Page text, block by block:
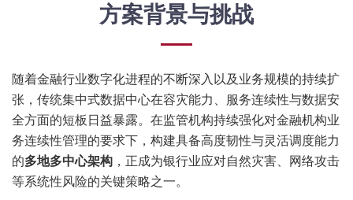
方案背景与挑战
随着金融行业数字化进程的不断深入以及业务规模的持续扩
张，传统集中式数据中心在容灾能力、服务连续性与数据安
全方面的短板日益暴露。在监管机构持续强化对金融机构业
务连续性管理的要求下，构建具备高度韧性与灵活调度能力
的多地多中心架构 ，正成为银行业应对自然灾害、网络攻击
等系统性风险的关键策略之一。